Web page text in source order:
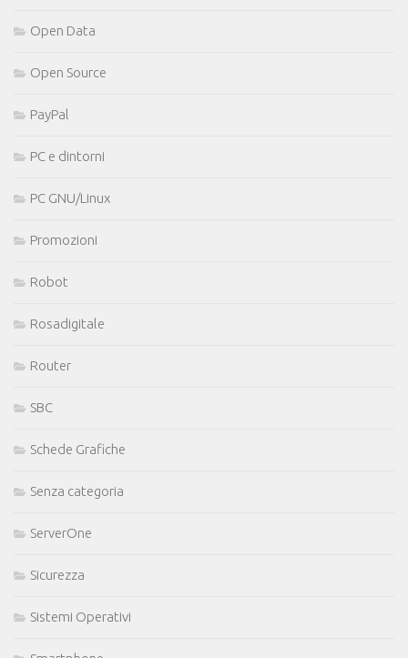
Open Data
Open Source
PayPal
PC e dintorni
PC GNU/Linux
Promozioni
Robot
Rosadigitale
Router
SBC
Schede Grafiche
Senza categoria
ServerOne
Sicurezza
Sistemi Operativi